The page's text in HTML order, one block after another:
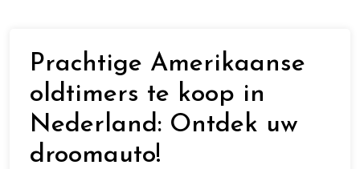
Prachtige Amerikaanse
oldtimers te koop in
Nederland: Ontdek uw
droomauto!